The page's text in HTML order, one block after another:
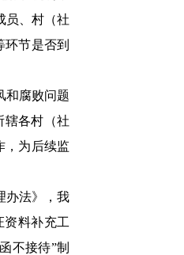
员、村（社
节是否到
和腐败问题
辖各村（社
，为后续监
办法》，我
资料补充工
不接待”制